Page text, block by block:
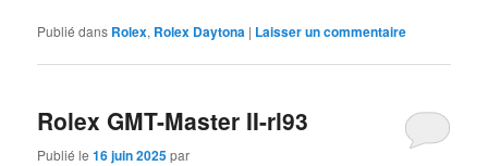
Publié dans Rolex, Rolex Daytona | Laisser un commentaire
Rolex GMT-Master II-rl93
Publié le16 juin 2025par